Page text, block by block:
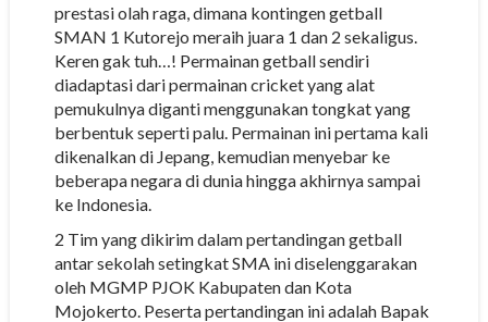
prestasi olah raga, dimana kontingen getball
SMAN 1 Kutorejo meraih juara 1 dan 2 sekaligus.
Keren gak tuh…! Permainan getball sendiri
diadaptasi dari permainan cricket yang alat
pemukulnya diganti menggunakan tongkat yang
berbentuk seperti palu. Permainan ini pertama kali
dikenalkan di Jepang, kemudian menyebar ke
beberapa negara di dunia hingga akhirnya sampai
ke Indonesia.
2 Tim yang dikirim dalam pertandingan getball
antar sekolah setingkat SMA ini diselenggarakan
oleh MGMP PJOK Kabupaten dan Kota
Mojokerto. Peserta pertandingan ini adalah Bapak